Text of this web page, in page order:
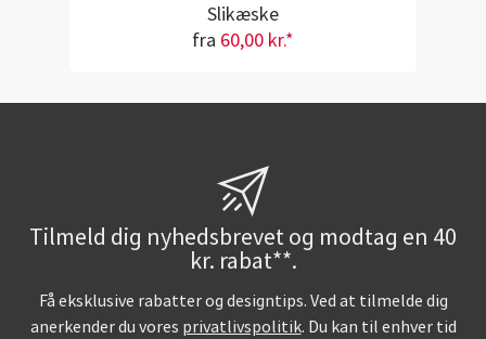
Slikæske
fra 60,00 kr.*
Tilmeld dig nyhedsbrevet og modtag en 40
kr. rabat**.
Få eksklusive rabatter og designtips. Ved at tilmelde dig
anerkender du vores privatlivspolitik. Du kan til enhver tid